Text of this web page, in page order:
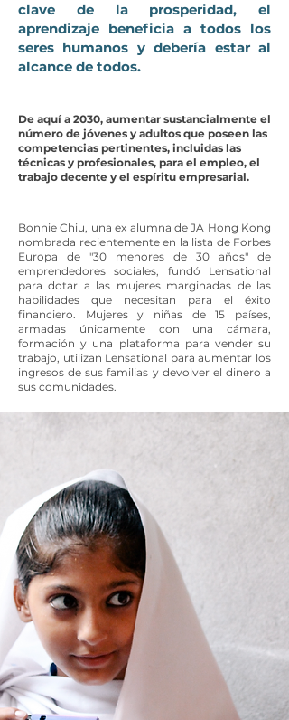
clave de la prosperidad, el
aprendizaje beneficia a todos los
seres humanos y debería estar al
alcance de todos.
De aquí a 2030, aumentar sustancialmente el
número de jóvenes y adultos que poseen las
competencias pertinentes, incluidas las
técnicas y profesionales, para el empleo, el
trabajo decente y el espíritu empresarial.
Bonnie Chiu, una ex alumna de JA Hong Kong
nombrada recientemente en la lista de Forbes
Europa de "30 menores de 30 años" de
emprendedores sociales, fundó Lensational
para dotar a las mujeres marginadas de las
habilidades que necesitan para el éxito
financiero. Mujeres y niñas de 15 países,
armadas únicamente con una cámara,
formación y una plataforma para vender su
trabajo, utilizan Lensational para aumentar los
ingresos de sus familias y devolver el dinero a
sus comunidades.